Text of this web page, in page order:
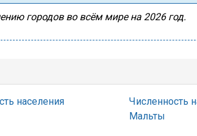
городов во всём мире на 2026 год.
населения
Численность
Мальты